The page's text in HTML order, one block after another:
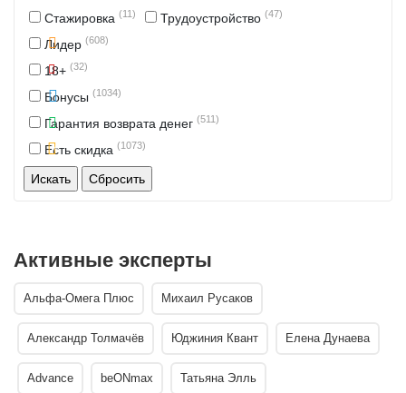
Стажировка (11) Трудоустройство (47)
Лидер (608)
18+ (32)
Бонусы (1034)
Гарантия возврата денег (511)
Есть скидка (1073)
Активные эксперты
Альфа-Омега Плюс Михаил Русаков
Александр Толмачёв Юджиния Квант Елена Дунаева
Advance beONmax Татьяна Элль